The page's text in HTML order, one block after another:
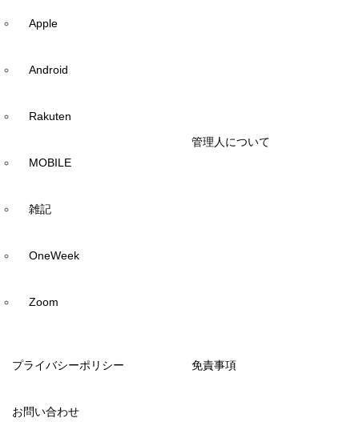
Apple
Android
Rakuten
MOBILE
雑記
OneWeek
Zoom
管理人について
プライバシーポリシー 免責事項
お問い合わせ